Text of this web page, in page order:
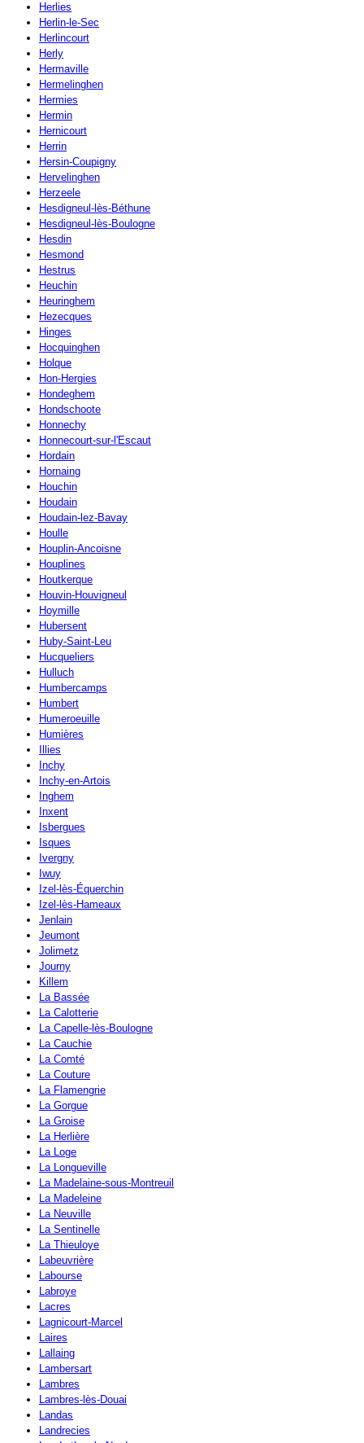
Herlies
Herlin-le-Sec
Herlincourt
Herly
Hermaville
Hermelinghen
Hermies
Hermin
Hernicourt
Herrin
Hersin-Coupigny
Hervelinghen
Herzeele
Hesdigneul-lès-Béthune
Hesdigneul-lès-Boulogne
Hesdin
Hesmond
Hestrus
Heuchin
Heuringhem
Hezecques
Hinges
Hocquinghen
Holque
Hon-Hergies
Hondeghem
Hondschoote
Honnechy
Honnecourt-sur-l'Escaut
Hordain
Hornaing
Houchin
Houdain
Houdain-lez-Bavay
Houlle
Houplin-Ancoisne
Houplines
Houtkerque
Houvin-Houvigneul
Hoymille
Hubersent
Huby-Saint-Leu
Hucqueliers
Hulluch
Humbercamps
Humbert
Humeroeuille
Humières
Illies
Inchy
Inchy-en-Artois
Inghem
Inxent
Isbergues
Isques
Ivergny
Iwuy
Izel-lès-Équerchin
Izel-lès-Hameaux
Jenlain
Jeumont
Jolimetz
Journy
Killem
La Bassée
La Calotterie
La Capelle-lès-Boulogne
La Cauchie
La Comté
La Couture
La Flamengrie
La Gorgue
La Groise
La Herlière
La Loge
La Longueville
La Madelaine-sous-Montreuil
La Madeleine
La Neuville
La Sentinelle
La Thieuloye
Labeuvrière
Labourse
Labroye
Lacres
Lagnicourt-Marcel
Laires
Lallaing
Lambersart
Lambres
Lambres-lès-Douai
Landas
Landrecies